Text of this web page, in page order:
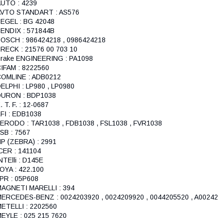
: 4239
STANDART : AS576
: BG 42048
: 571844B
: 986424218 , 0986424218
: 21576 00 703 10
ENGINEERING : PA1098
: 8222560
: ADB0212
: LP980 , LP0980
: BDP1038
T. F. : 12-0687
: EDB1038
: TAR1038 , FDB1038 , FSL1038 , FVR1038
: 7567
(ZEBRA) : 2991
: 141104
: D145E
: 422.100
: 05P608
MARELLI : 394
BENZ : 0024203920 , 0024209920 , 0044205520 ,
: 2202560
: 025 215 7620